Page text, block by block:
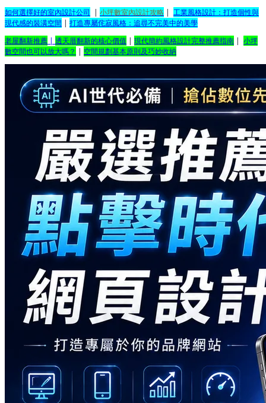
如何選擇好的室內設計公司 | 小坪數室內設計攻略 | 工業風格設計：打造個性與
現代感的裝潢空間 | 打造專屬侘寂風格：追尋不完美中的美學
老屋翻新推薦 | 透天厝翻新的核心價值 | 現代簡約風格設計完整推薦指南 | 小坪
數空間也可以放大嗎？ | 空間規劃基本原則及巧妙收納